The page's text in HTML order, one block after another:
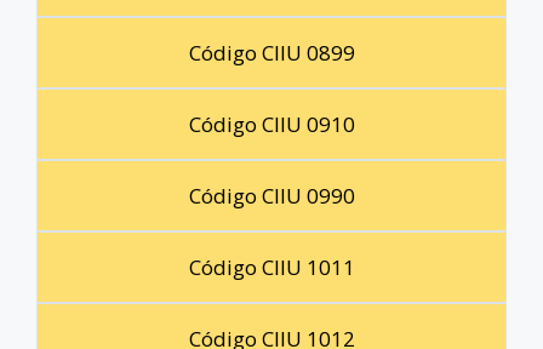
Código CIIU 0899
Código CIIU 0910
Código CIIU 0990
Código CIIU 1011
Código CIIU 1012